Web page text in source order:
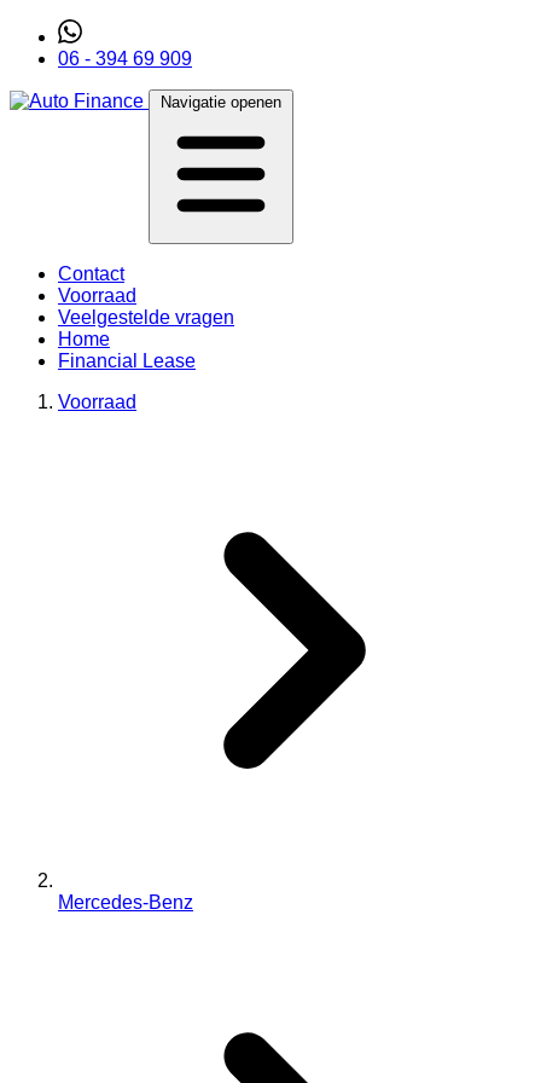
06 - 394 69 909
Navigatie openen
Contact
Voorraad
Veelgestelde vragen
Home
Financial Lease
Voorraad
Mercedes-Benz